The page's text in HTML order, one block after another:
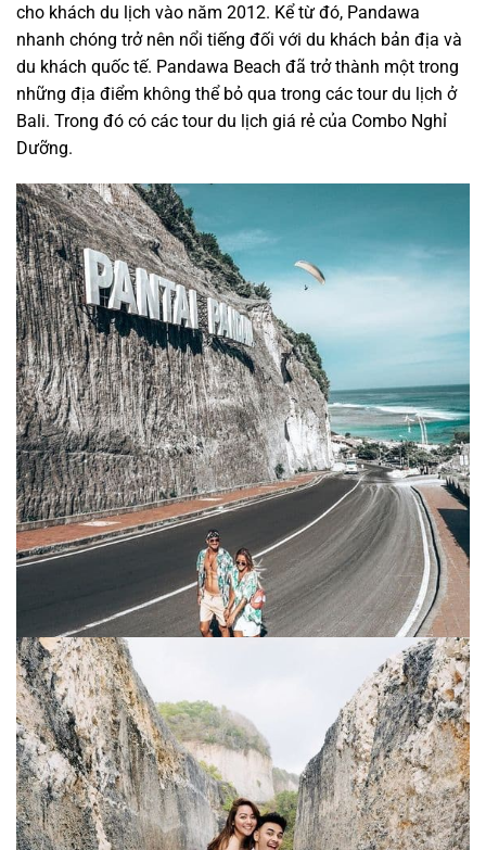
cho khách du lịch vào năm 2012. Kể từ đó, Pandawa
nhanh chóng trở nên nổi tiếng đối với du khách bản địa và
du khách quốc tế. Pandawa Beach đã trở thành một trong
những địa điểm không thể bỏ qua trong các tour du lịch ở
Bali. Trong đó có các tour du lịch giá rẻ của Combo Nghỉ
Dưỡng.